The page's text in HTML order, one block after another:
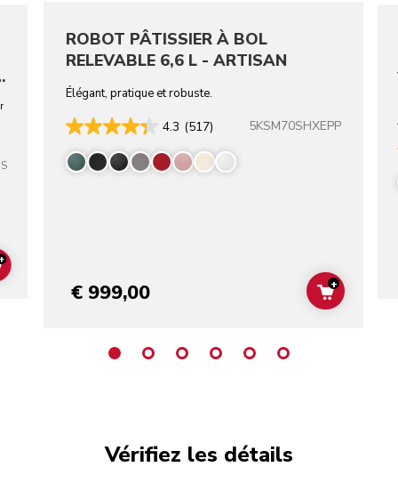
ADD TO CART
ROBOT PÂTISSIER À BOL
RELEVABLE 6,6 L - ARTISAN
Élégant, pratique et robuste.
4.3 (517) 5KSM70SHXEPP
€ 999,00 ADD TO
+
Vérifiez les détails